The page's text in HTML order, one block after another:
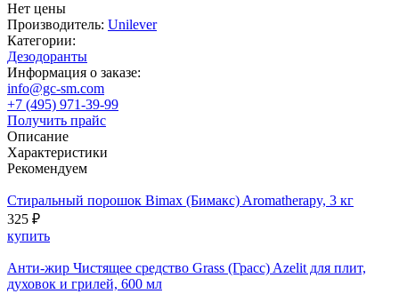
Нет цены
Производитель: Unilever
Категории:
Дезодоранты
Информация о заказе:
info@gc-sm.com
+7 (495) 971-39-99
Получить прайс
Описание
Характеристики
Рекомендуем
Стиральный порошок Bimax (Бимакс) Aromatherapy, 3 кг
325 ₽
купить
Анти-жир Чистящее средство Grass (Грасс) Azelit для плит,
духовок и грилей, 600 мл